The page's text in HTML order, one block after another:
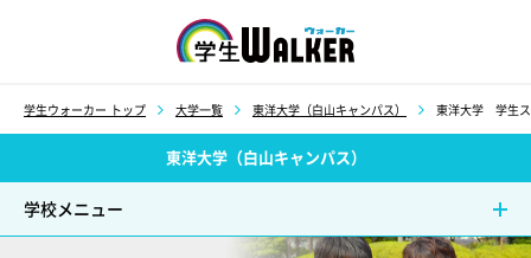
学生ウォーカー トップ 大学一覧 東洋大学（白山キャンパス） 東洋大学 学生
東洋大学（白山キャンパス）
学校メニュー